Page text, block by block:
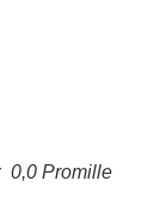
0,0 Promille